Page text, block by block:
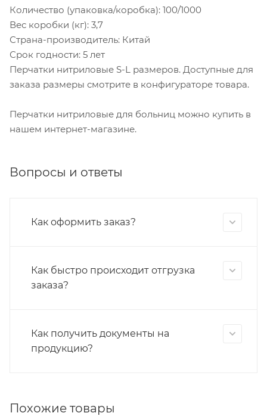
Количество (упаковка/коробка): 100/1000
Вес коробки (кг): 3,7
Страна-производитель: Китай
Срок годности: 5 лет
Перчатки нитриловые S-L размеров. Доступные для
заказа размеры смотрите в конфигураторе товара.
Перчатки нитриловые для больниц можно купить в
нашем интернет-магазине.
Вопросы и ответы
Как оформить заказ?
Как быстро происходит отгрузка
заказа?
Как получить документы на
продукцию?
Похожие товары